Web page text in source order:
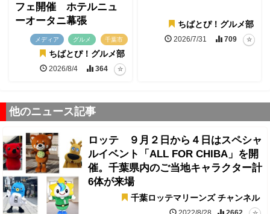
フェ開催 ホテルニュ
ーオータニ幕張
メディア グルメ 千葉市
ちばとぴ！グルメ部
2026/8/4 364
ちばとぴ！グルメ部
2026/7/31 709
他のニュース記事
ロッテ ９月２日から４日はスペシャ
ルイベント「ALL FOR CHIBA」を開
催。千葉県内のご当地キャラクター計
6体が来場
千葉ロッテマリーンズ チャンネル